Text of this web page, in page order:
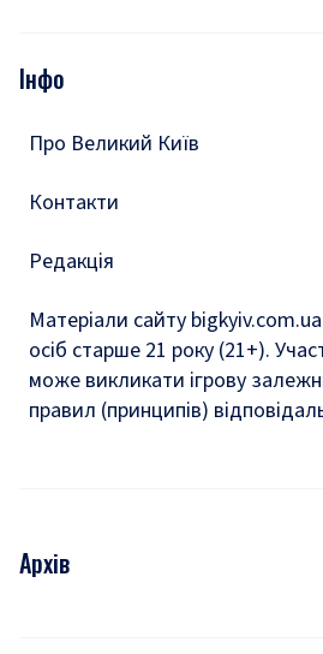
Подкасти
Тести
Інфо
Про Великий Київ
Контакти
Редакція
Матеріали сайту
осіб старше 21 року (21+).
може викликати ігрову
правил (принципів)
Архів